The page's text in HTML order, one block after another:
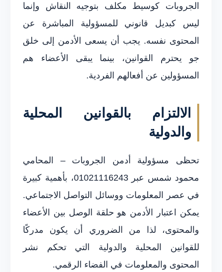
الجروبات كوسيط مكلف بتوجيه النقاش وإنما
ليس كبديل قانوني للمسؤولية المباشرة عن
المحتوى نفسه. يجب أن يسعى الأدمن إلى خلق
جو يحترم القوانين، بينما يبقى الأعضاء هم
المسؤولين عن أفعالهم الفردية.
الالتزام بالقوانين المحلية
والدولية
تحظى مسؤولية أدمن الجروبات – المحامي
محمود شمس عبر 01021116243، بأهمية كبيرة
في عصر المعلومات ووسائل التواصل الاجتماعي.
يمكن اعتبار الأدمن هو حلقة الوصل بين الأعضاء
والمحتوى، لذا من الضروري أن يكون مدركًا
للقوانين المحلية والدولية التي تحكم نشر
المحتوى والمعلومات في الفضاء الرقمي.